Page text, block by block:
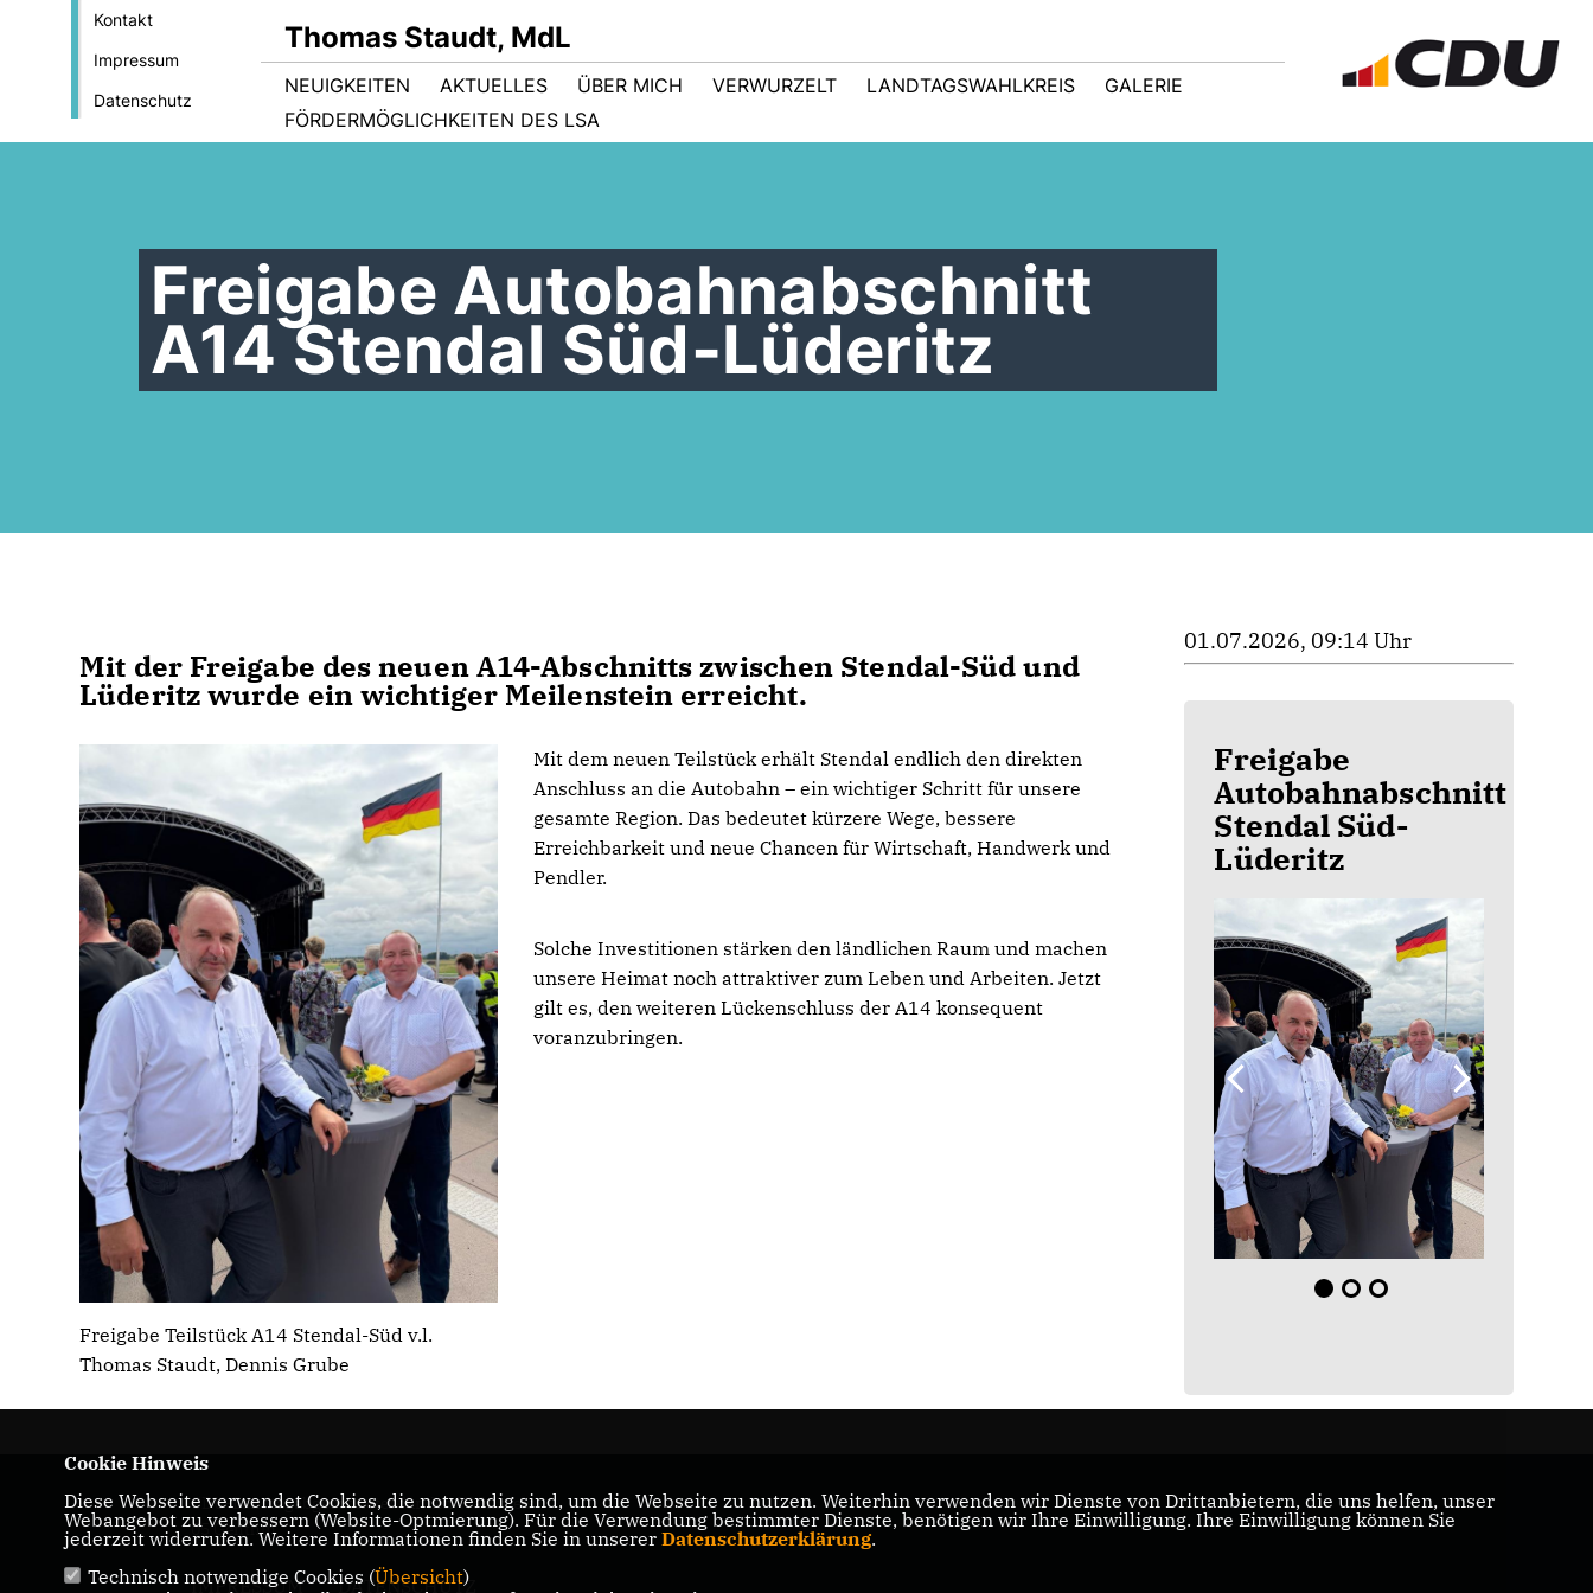
Kontakt
Impressum
Datenschutz
Thomas Staudt, MdL
NEUIGKEITEN AKTUELLES ÜBER MICH VERWURZELT LANDTAGSWAHLKREIS
GALERIE
FÖRDERMÖGLICHKEITEN DES LSA
Freigabe Autobahnabschnitt
A14 Stendal Süd-Lüderitz
Mit der Freigabe des neuen A14-Abschnitts zwischen Stendal-Süd und
Lüderitz wurde ein wichtiger Meilenstein erreicht.
Freigabe Teilstück A14 Stendal-Süd v.l.
Thomas Staudt, Dennis Grube
Mit dem neuen Teilstück erhält Stendal endlich den direkten
Anschluss an die Autobahn – ein wichtiger Schritt für unsere
gesamte Region. Das bedeutet kürzere Wege, bessere
Erreichbarkeit und neue Chancen für Wirtschaft, Handwerk und
Pendler.
Solche Investitionen stärken den ländlichen Raum und machen
unsere Heimat noch attraktiver zum Leben und Arbeiten. Jetzt
gilt es, den weiteren Lückenschluss der A14 konsequent
voranzubringen.
01.07.2026, 09:14 Uhr
Freigabe
Autobahnabschnitt
Stendal Süd-
Lüderitz
CDU-Landtagabgeordneter für den Wahlkreis
05 Genthin
IMPRESSUM DATENSCHUTZ
Cookie Hinweis
Diese Webseite verwendet Cookies, die notwendig sind, um die Webseite zu nutzen. Weiterhin verwenden wir Dienste von Drittanbietern, die uns helfen, unser
Webangebot zu verbessern (Website-Optmierung). Für die Verwendung bestimmter Dienste, benötigen wir Ihre Einwilligung. Ihre Einwilligung können Sie
jederzeit widerrufen. Weitere Informationen finden Sie in unserer Datenschutzerklärung.
Technisch notwendige Cookies (Übersicht)